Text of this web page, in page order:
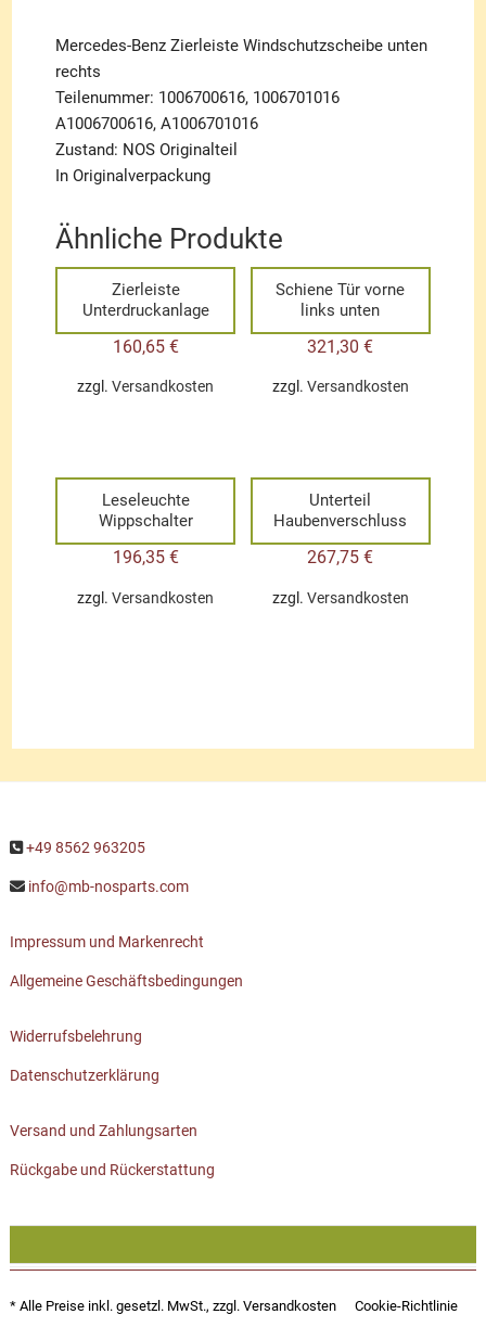
Mercedes-Benz Zierleiste Windschutzscheibe unten
rechts
Teilenummer: 1006700616, 1006701016
A1006700616, A1006701016
Zustand: NOS Originalteil
In Originalverpackung
Ähnliche Produkte
Zierleiste
Unterdruckanlage
160,65 €
zzgl.Versandkosten
Schiene Tür vorne
links unten
321,30€
zzgl. Versandkosten
Leseleuchte
Wippschalter
196,35 €
zzgl.Versandkosten
Unterteil
Haubenverschluss
267,75€
zzgl. Versandkosten
+49 8562 963205
info@mb-nosparts.com
Impressum und Markenrecht
Allgemeine Geschäftsbedingungen
Widerrufsbelehrung
Datenschutzerklärung
Versand und Zahlungsarten
Rückgabe und Rückerstattung
* Alle Preise inkl. gesetzl. MwSt., zzgl. Versandkosten
Cookie-Richtlinie